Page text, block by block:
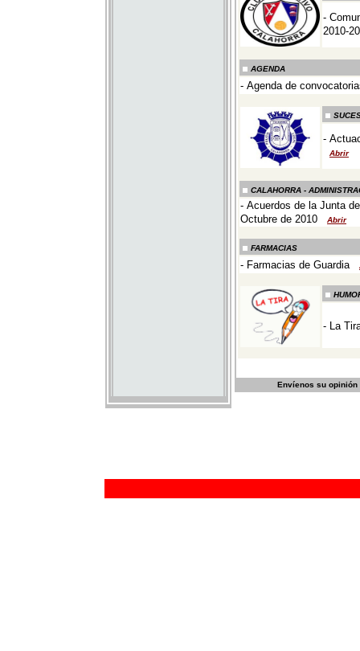
Envíenos su